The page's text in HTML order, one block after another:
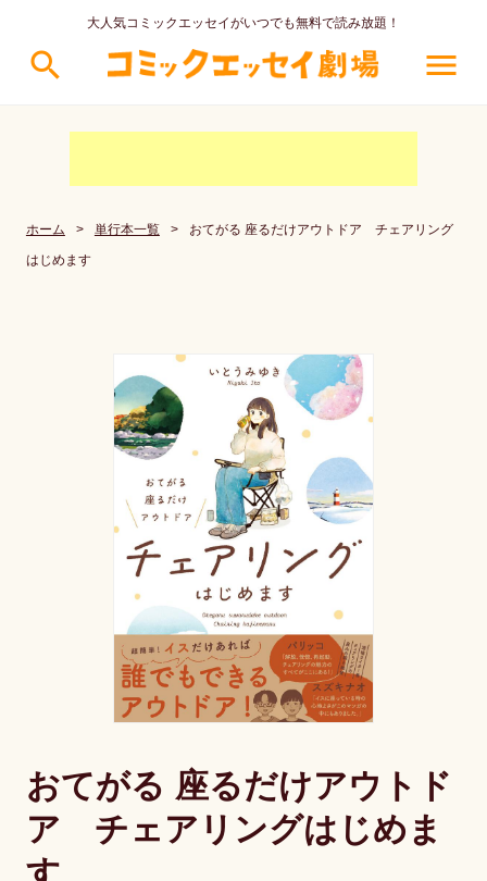
大人気コミックエッセイがいつでも無料で読み放題！
search menu
ホーム > 単行本一覧 >
おてがる 座るだけアウトドア チェアリング
はじめます
おてがる 座るだけアウトド
ア チェアリングはじめま
す